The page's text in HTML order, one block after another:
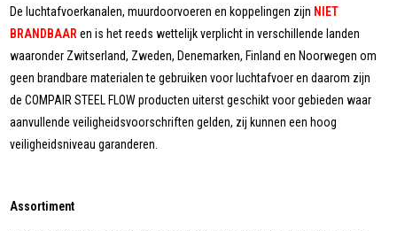
De luchtafvoerkanalen, muurdoorvoeren en koppelingen zijn NIET
BRANDBAARen is het reeds wettelijk verplicht in verschillende landen
waaronder Zwitserland, Zweden, Denemarken, Finland en Noorwegen om
geen brandbare materialen te gebruiken voor luchtafvoer en daarom zijn
de COMPAIR STEEL FLOW producten uiterst geschikt voor gebieden waar
aanvullende veiligheidsvoorschriften gelden, zij kunnen een hoog
veiligheidsniveau garanderen.
Assortiment